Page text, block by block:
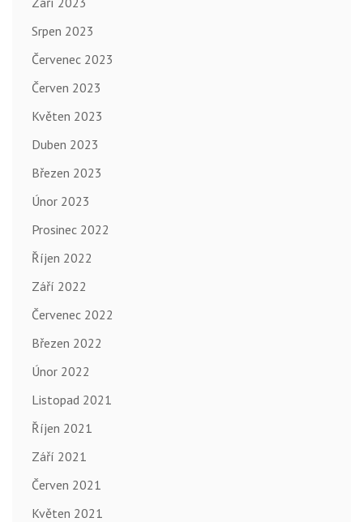
Srpen 2023
Červenec 2023
Červen 2023
Květen 2023
Duben 2023
Březen 2023
Únor 2023
Prosinec 2022
Říjen 2022
Září 2022
Červenec 2022
Březen 2022
Únor 2022
Listopad 2021
Říjen 2021
Září 2021
Červen 2021
Květen 2021